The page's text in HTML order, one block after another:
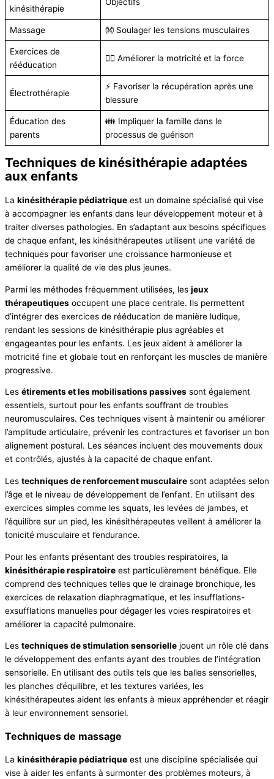
kinésithérapie
Massage 👐 Soulager les tensions musculaires
Exercices de
rééducation
🏋️‍♀️ Améliorer la motricité et la force
Électrothérapie
⚡️ Favoriser la récupération après une
blessure
Éducation des
parents
👪 Impliquer la famille dans le
processus de guérison
Techniques de kinésithérapie adaptées
aux enfants
La kinésithérapie pédiatrique est un domaine spécialisé qui vise
à accompagner les enfants dans leur développement moteur et à
traiter diverses pathologies. En s’adaptant aux besoins spécifiques
de chaque enfant, les kinésithérapeutes utilisent une variété de
techniques pour favoriser une croissance harmonieuse et
améliorer la qualité de vie des plus jeunes.
Parmi les méthodes fréquemment utilisées, les jeux
thérapeutiques occupent une place centrale. Ils permettent
d’intégrer des exercices de rééducation de manière ludique,
rendant les sessions de kinésithérapie plus agréables et
engageantes pour les enfants. Les jeux aident à améliorer la
motricité fine et globale tout en renforçant les muscles de manière
progressive.
Les étirements et les mobilisations passives sont également
essentiels, surtout pour les enfants souffrant de troubles
neuromusculaires. Ces techniques visent à maintenir ou améliorer
l’amplitude articulaire, prévenir les contractures et favoriser un bon
alignement postural. Les séances incluent des mouvements doux
et contrôlés, ajustés à la capacité de chaque enfant.
Les techniques de renforcement musculaire sont adaptées selon
l’âge et le niveau de développement de l’enfant. En utilisant des
exercices simples comme les squats, les levées de jambes, et
l’équilibre sur un pied, les kinésithérapeutes veillent à améliorer la
tonicité musculaire et l’endurance.
Pour les enfants présentant des troubles respiratoires, la
kinésithérapie respiratoire est particulièrement bénéfique. Elle
comprend des techniques telles que le drainage bronchique, les
exercices de relaxation diaphragmatique, et les insufflations-
exsufflations manuelles pour dégager les voies respiratoires et
améliorer la capacité pulmonaire.
Les techniques de stimulation sensorielle jouent un rôle clé dans
le développement des enfants ayant des troubles de l’intégration
sensorielle. En utilisant des outils tels que les balles sensorielles,
les planches d’équilibre, et les textures variées, les
kinésithérapeutes aident les enfants à mieux appréhender et réagir
à leur environnement sensoriel.
Techniques de massage
La kinésithérapie pédiatrique est une discipline spécialisée qui
vise à aider les enfants à surmonter des problèmes moteurs, à